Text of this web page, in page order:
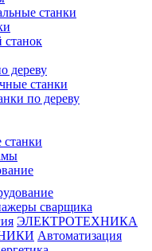
станки
дереву
станки
по дереву
сварщика
ЭЛЕКТРОТЕХНИКА
Автоматизация